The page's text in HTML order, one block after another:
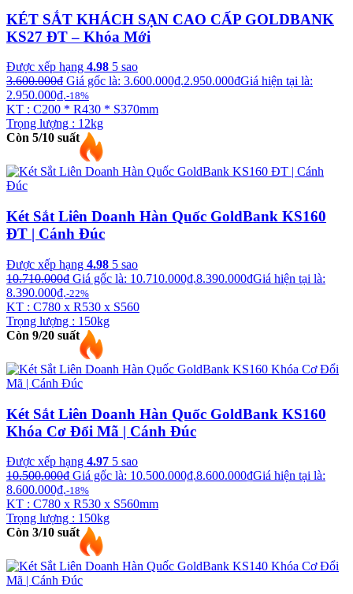
KÉT SẮT KHÁCH SẠN CAO CẤP GOLDBANK
KS27 ĐT – Khóa Mới
Được xếp hạng 4.98 5 sao
3.600.000₫ Giá gốc là: 3.600.000₫.2.950.000₫Giá hiện tại là:
2.950.000₫.-18%
KT : C200 * R430 * S370mm
Trọng lượng : 12kg
Còn 5/10 suất
Két Sắt Liên Doanh Hàn Quốc GoldBank KS160
ĐT | Cánh Đúc
Được xếp hạng 4.98 5 sao
10.710.000₫ Giá gốc là: 10.710.000₫.8.390.000₫Giá hiện tại là:
8.390.000₫.-22%
KT : C780 x R530 x S560
Trọng lượng : 150kg
Còn 9/20 suất
Két Sắt Liên Doanh Hàn Quốc GoldBank KS160
Khóa Cơ Đổi Mã | Cánh Đúc
Được xếp hạng 4.97 5 sao
10.500.000₫ Giá gốc là: 10.500.000₫.8.600.000₫Giá hiện tại là:
8.600.000₫.-18%
KT : C780 x R530 x S560mm
Trọng lượng : 150kg
Còn 3/10 suất